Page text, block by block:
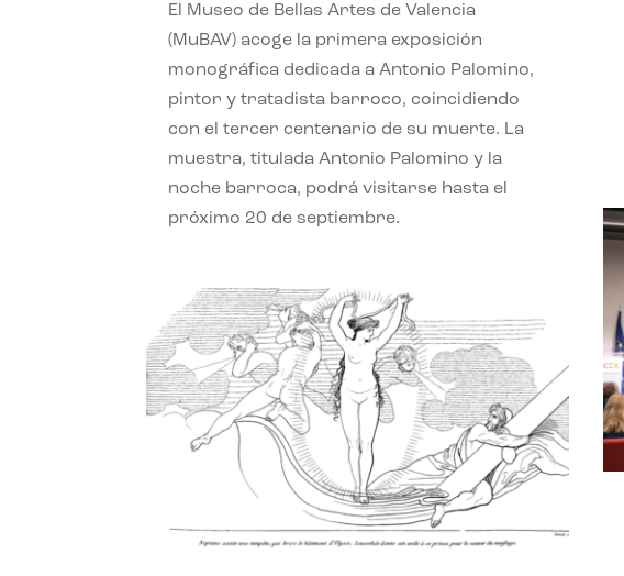
El Museo de Bellas Artes de Valencia
(MuBAV) acoge la primera exposición
monográfica dedicada a Antonio Palomino,
pintor y tratadista barroco, coincidiendo
con el tercer centenario de su muerte. La
muestra, titulada Antonio Palomino y la
noche barroca, podrá visitarse hasta el
próximo 20 de septiembre.